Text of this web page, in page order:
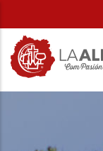
al
contenido
principal